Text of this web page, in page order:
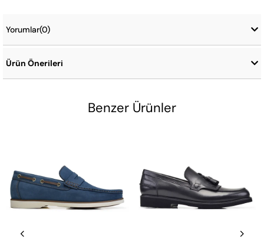
Yorumlar(0)
Ürün Önerileri
Benzer Ürünler